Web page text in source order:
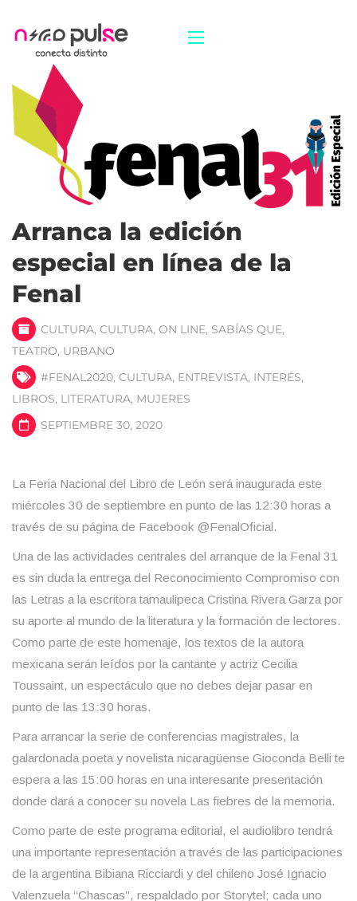
Arranca la edición
especial en línea de la
Fenal
CULTURA, CULTURA, ON LINE, SABÍAS QUE,
TEATRO, URBANO
#FENAL2020, CULTURA, ENTREVISTA, INTERÉS,
LIBROS, LITERATURA, MUJERES
SEPTIEMBRE 30, 2020
La Feria Nacional del Libro de León será inaugurada este
miércoles 30 de septiembre en punto de las 12:30 horas a
través de su página de Facebook @FenalOficial.
Una de las actividades centrales del arranque de la Fenal 31
es sin duda la entrega del Reconocimiento Compromiso con
las Letras a la escritora tamaulipeca Cristina Rivera Garza por
su aporte al mundo de la literatura y la formación de lectores.
Como parte de este homenaje, los textos de la autora
mexicana serán leídos por la cantante y actriz Cecilia
Toussaint, un espectáculo que no debes dejar pasar en
punto de las 13:30 horas.
Para arrancar la serie de conferencias magistrales, la
galardonada poeta y novelista nicaragüense Gioconda Belli te
espera a las 15:00 horas en una interesante presentación
donde dará a conocer su novela Las fiebres de la memoria.
Como parte de este programa editorial, el audiolibro tendrá
una importante representación a través de las participaciones
de la argentina Bibiana Ricciardi y del chileno José Ignacio
Valenzuela “Chascas”, respaldado por Storytel; cada uno